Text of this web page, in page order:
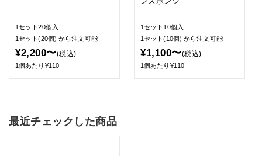
1セット20個入
1セット(20個)から注文可能
¥2,200〜(税込)
1個あたり¥110
1セット10個入
1セット(10個)から注文可能
¥1,100〜(税込)
1個あたり¥110
最近チェックした商品